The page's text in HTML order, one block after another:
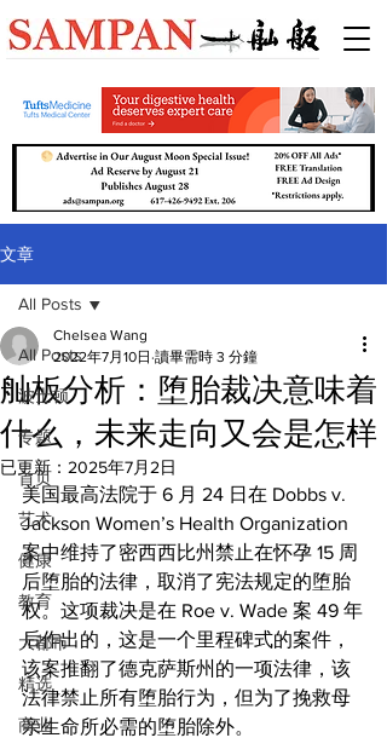
文章
All Posts
波士顿
专题
首页
艺术
健康
教育
大都市
精选
商业
All Posts
舢板分析：堕胎裁决意味着
什么，未来走向又会是怎样
Chelsea Wang
2022年7月10日 讀畢需時 3 分鐘
已更新： 2025年7月2日
美国最高法院于 6 月 24 日在 Dobbs v.
Jackson Women’s Health Organization
案中维持了密西西比州禁止在怀孕 15 周
后堕胎的法律，取消了宪法规定的堕胎
权。这项裁决是在 Roe v. Wade 案 49 年
后作出的，这是一个里程碑式的案件，
该案推翻了德克萨斯州的一项法律，该
法律禁止所有堕胎行为，但为了挽救母
亲生命所必需的堕胎除外。